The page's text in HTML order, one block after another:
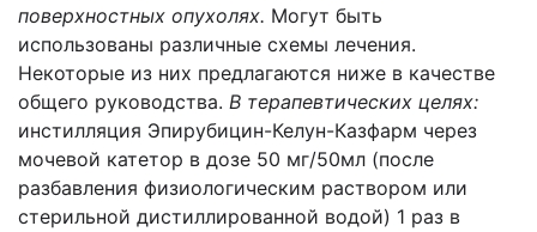
поверхностных опухолях. Могут быть
использованы различные схемы лечения.
Некоторые из них предлагаются ниже в качестве
общего руководства. В терапевтических целях:
инстилляция Эпирубицин-Келун-Казфарм через
мочевой катетор в дозе 50 мг/50мл (после
разбавления физиологическим раствором или
стерильной дистиллированной водой) 1 раз в